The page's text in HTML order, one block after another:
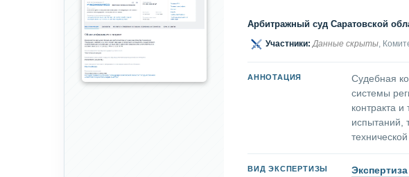
Арбитражный суд Саратовской
Участники: Данные скрыты ,
АННОТАЦИЯ
Судебная
системы
контракта
испытаний,
ВИД ЭКСПЕРТИЗЫ